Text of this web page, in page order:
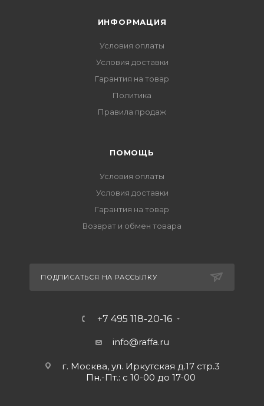
ИНФОРМАЦИЯ
Условия оплаты
Условия доставки
Гарантия на товар
Политика
Правила продаж
ПОМОЩЬ
Условия оплаты
Условия доставки
Гарантия на товар
Возврат и обмен товара
ПОДПИСАТЬСЯ НА РАССЫЛКУ
+7 495 118-20-16
info@raffa.ru
г. Москва, ул. Иркутская д.17 стр.3
Пн.-Пт.: с 10-00 до 17-00